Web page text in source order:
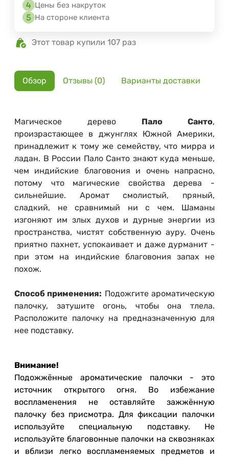
Цены без накруток
На стороне клиента
Этот товар купили 107 раз
Обзор Отзывы (0) Варианты доставки
Магическое дерево Пало Санто,
произрастающее в джунглях Южной Америки,
принадлежит к тому же семейству, что мирра и
ладан. В России Пало Санто знают куда меньше,
чем индийские благовония и очень напрасно,
потому что магические свойства дерева -
сильнейшие. Аромат смолистый, пряный,
сладкий, не сравнимый ни с чем. Шаманы
изгоняют им злых духов и дурные энергии из
пространства, чистят собственную ауру. Очень
приятно пахнет, успокаивает и даже дурманит -
при этом на индийские благовония запах не
похож.
Способ применения: Подожгите ароматическую
палочку, затушите огонь, чтобы она тлела.
Расположите палочку на предназначенную для
нее подставку.
Внимание!
Подожжённые ароматические палочки - это
источник открытого огня. Во избежание
воспламенения не оставляйте зажжённую
палочку без присмотра. Для фиксации палочки
используйте специальную подставку. Не
используйте благовонные палочки на сквозняках
и вблизи легко воспламеняемых предметов и